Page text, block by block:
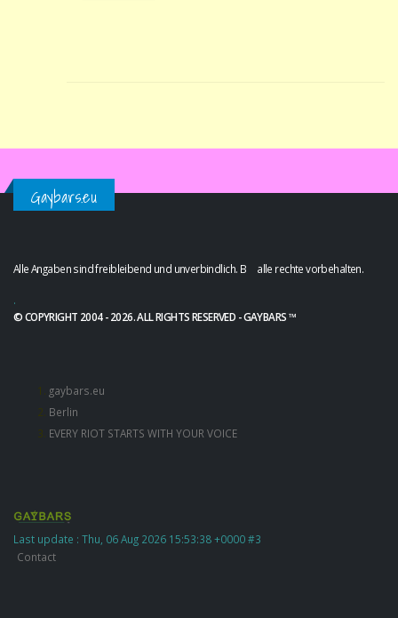
Gaybars.eu
Alle Angaben sind freibleibend und unverbindlich. B alle rechte vorbehalten.
.
© COPYRIGHT 2004 - 2026. ALL RIGHTS RESERVED - GAYBARS ™
gaybars.eu
Berlin
EVERY RIOT STARTS WITH YOUR VOICE
Last update : Thu, 06 Aug 2026 15:53:38 +0000 #3
Contact